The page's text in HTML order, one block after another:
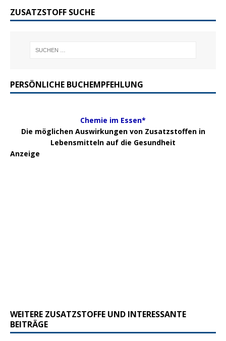
ZUSATZSTOFF SUCHE
PERSÖNLICHE BUCHEMPFEHLUNG
Chemie im Essen*
Die möglichen Auswirkungen von Zusatzstoffen in
Lebensmitteln auf die Gesundheit
Anzeige
WEITERE ZUSATZSTOFFE UND INTERESSANTE
BEITRÄGE